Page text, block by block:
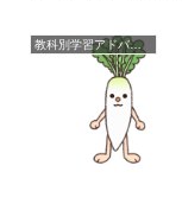
教科別学習アドバイス